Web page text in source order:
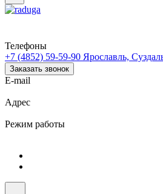
Телефоны
+7 (4852) 59-59-90 Ярославль,
Заказать звонок
E-mail
Адрес
Режим работы